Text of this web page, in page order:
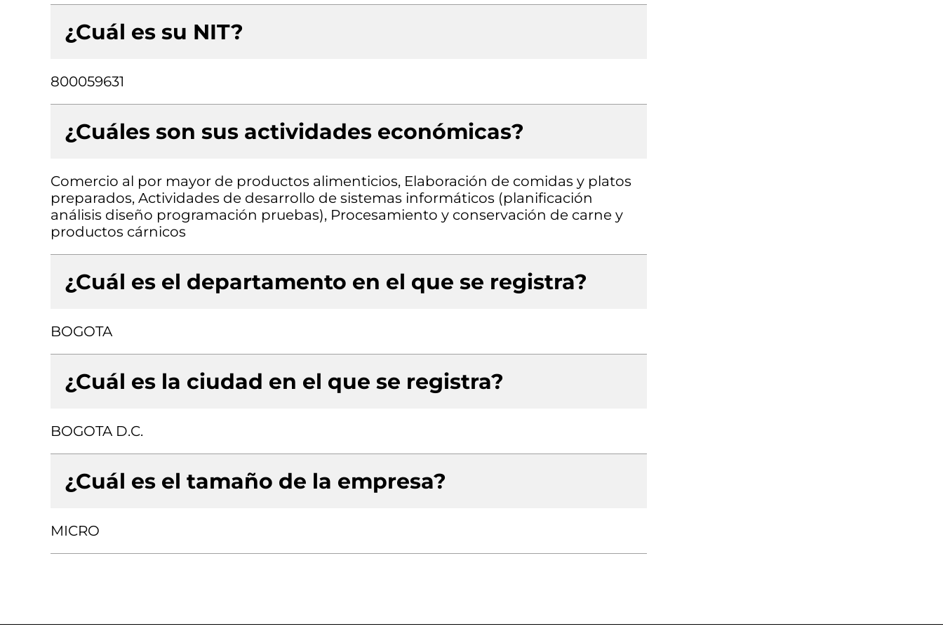
¿Cuál es su NIT?
800059631
¿Cuáles son sus actividades económicas?
Comercio al por mayor de productos alimenticios, Elaboración de comidas y platos
preparados, Actividades de desarrollo de sistemas informáticos (planificación
análisis diseño programación pruebas), Procesamiento y conservación de carne y
productos cárnicos
¿Cuál es el departamento en el que se registra?
BOGOTA
¿Cuál es la ciudad en el que se registra?
BOGOTA D.C.
¿Cuál es el tamaño de la empresa?
MICRO